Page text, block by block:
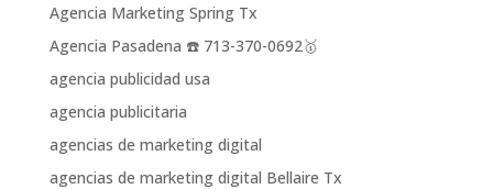
Agencia Marketing Spring Tx
Agencia Pasadena ☎️ 713-370-0692🥇
agencia publicidad usa
agencia publicitaria
agencias de marketing digital
agencias de marketing digital Bellaire Tx